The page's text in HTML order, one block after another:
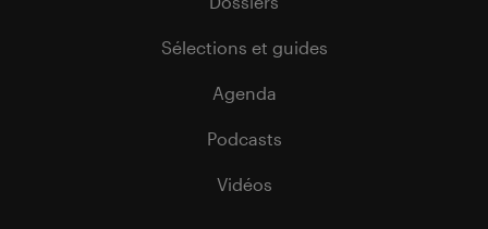
Sélections et guides
Agenda
Podcasts
Vidéos